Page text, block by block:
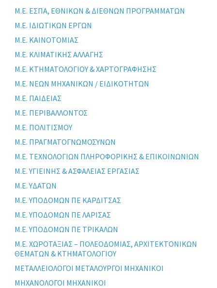
Μ.Ε. ΕΣΠΑ, ΕΘΝΙΚΩΝ & ΔΙΕΘΝΩΝ ΠΡΟΓΡΑΜΜΑΤΩΝ
Μ.Ε. ΙΔΙΩΤΙΚΩΝ ΕΡΓΩΝ
Μ.Ε. ΚΑΙΝΟΤΟΜΙΑΣ
Μ.Ε. ΚΛΙΜΑΤΙΚΗΣ ΑΛΛΑΓΗΣ
Μ.Ε. ΚΤΗΜΑΤΟΛΟΓΙΟΥ & ΧΑΡΤΟΓΡΑΦΗΣΗΣ
Μ.Ε. ΝΕΩΝ ΜΗΧΑΝΙΚΩΝ / ΕΙΔΙΚΟΤΗΤΩΝ
Μ.Ε. ΠΑΙΔΕΙΑΣ
Μ.Ε. ΠΕΡΙΒΑΛΛΟΝΤΟΣ
Μ.Ε. ΠΟΛΙΤΙΣΜΟΥ
Μ.Ε. ΠΡΑΓΜΑΤΟΓΝΩΜΟΣΥΝΩΝ
Μ.Ε. ΤΕΧΝΟΛΟΓΙΩΝ ΠΛΗΡΟΦΟΡΙΚΗΣ & ΕΠΙΚΟΙΝΩΝΙΩΝ
Μ.Ε. ΥΓΙΕΙΝΗΣ & ΑΣΦΑΛΕΙΑΣ ΕΡΓΑΣΙΑΣ
Μ.Ε. ΥΔΑΤΩΝ
Μ.Ε. ΥΠΟΔΟΜΩΝ ΠΕ ΚΑΡΔΙΤΣΑΣ
Μ.Ε. ΥΠΟΔΟΜΩΝ ΠΕ ΛΑΡΙΣΑΣ
Μ.Ε. ΥΠΟΔΟΜΩΝ ΠΕ ΤΡΙΚΑΛΩΝ
Μ.Ε. ΧΩΡΟΤΑΞΙΑΣ – ΠΟΛΕΟΔΟΜΙΑΣ, ΑΡΧΙΤΕΚΤΟΝΙΚΩΝ
ΘΕΜΑΤΩΝ & ΚΤΗΜΑΤΟΛΟΓΙΟΥ
ΜΕΤΑΛΛΕΙΟΛΟΓΟΙ ΜΕΤΑΛΟΥΡΓΟΙ ΜΗΧΑΝΙΚΟΙ
ΜΗΧΑΝΟΛΟΓΟΙ ΜΗΧΑΝΙΚΟΙ